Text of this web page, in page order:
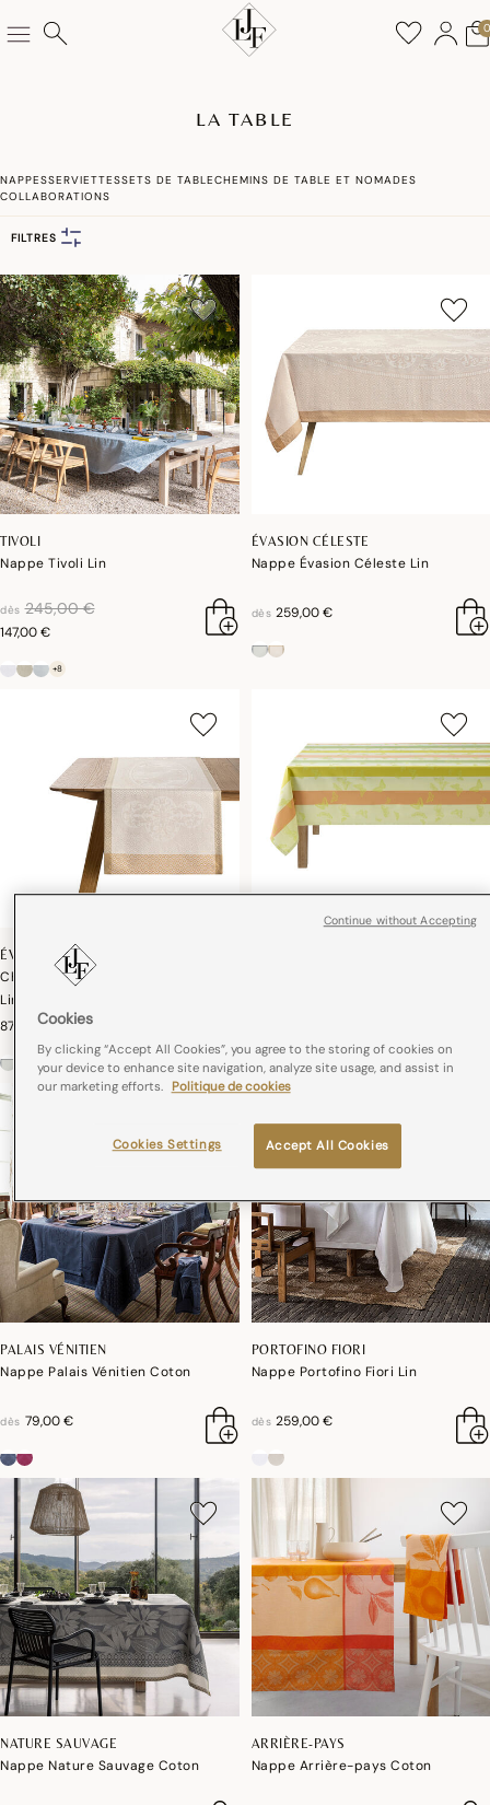
0
LA TABLE
NAPPESSERVIETTESSETS DE TABLECHEMINS DE TABLE ET NOMADES
COLLABORATIONS
FILTRES
TIVOLI
Nappe Tivoli Lin
dès réduction de
245,00 €à
147,00 €
+8
ÉVASION CÉLESTE
Nappe Évasion Céleste Lin
dès 259,00 €
ÉVASION CÉLESTE
Chemin de table Évasion Céleste
Lin
87,00 €
PALAIS VÉNITIEN
Nappe Palais Vénitien Coton
dès 79,00 €
PORTOFINO FIORI
Nappe Portofino Fiori Lin
dès 259,00 €
NATURE SAUVAGE
Nappe Nature Sauvage Coton
ARRIÈRE-PAYS
Nappe Arrière-pays Coton
Cookies
By clicking “Accept All Cookies”, you agree to the storing of cookies on
your device to enhance site navigation, analyze site usage, and assist in
our marketing efforts. Politique de cookies
Accept All Cookies
Cookies Settings
Continue without Accepting